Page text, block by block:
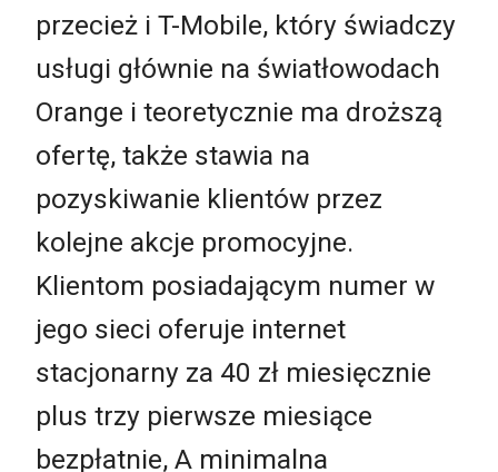
przecież i T-Mobile, który świadczy
usługi głównie na światłowodach
Orange i teoretycznie ma droższą
ofertę, także stawia na
pozyskiwanie klientów przez
kolejne akcje promocyjne.
Klientom posiadającym numer w
jego sieci oferuje internet
stacjonarny za 40 zł miesięcznie
plus trzy pierwsze miesiące
bezpłatnie, A minimalna